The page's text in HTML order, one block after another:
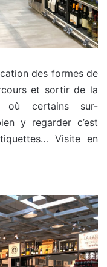
des formes de
et sortir de la
où certains sur-
y regarder c’est
Visite en